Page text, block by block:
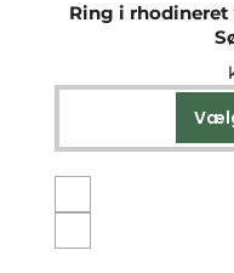
Ring i rhodineret